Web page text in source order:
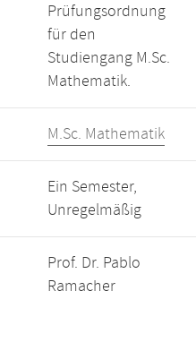
Prüfungsordnung
für den
Studiengang M.Sc.
Mathematik.
M.Sc. Mathematik
Ein Semester,
Unregelmäßig
Prof. Dr. Pablo
Ramacher